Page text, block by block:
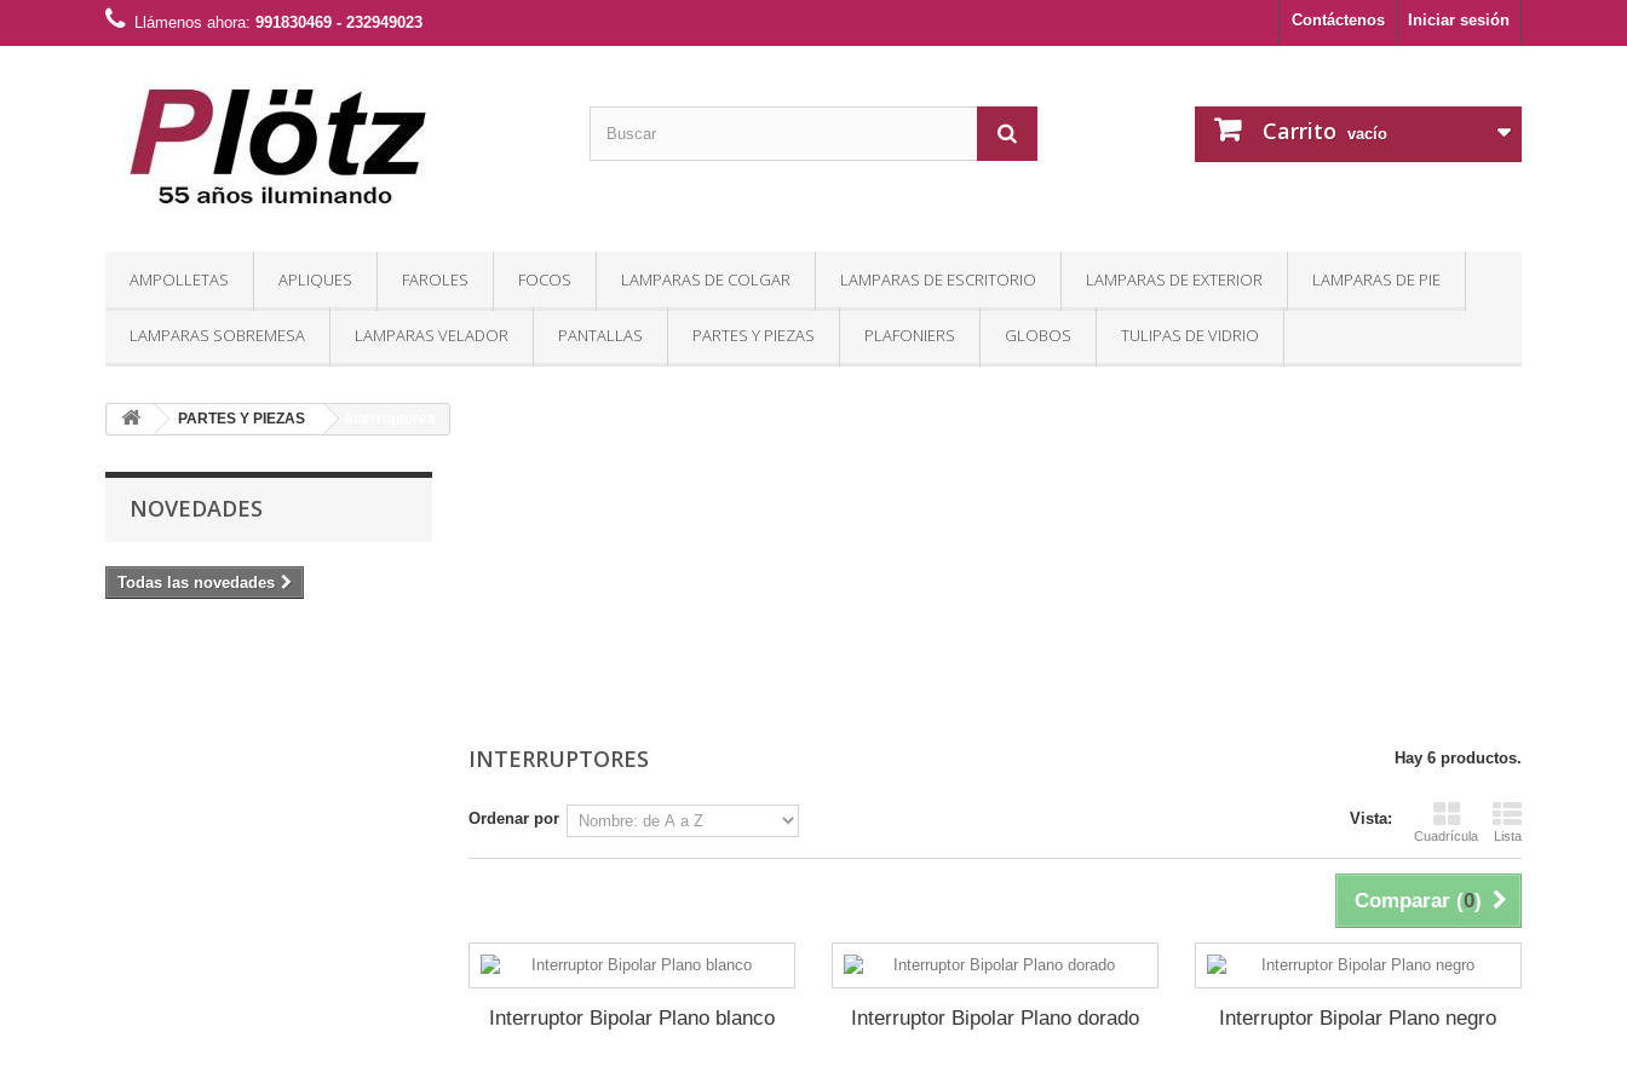
Iniciar sesión
Contáctenos
Llámenos ahora: 991830469 - 232949023
Carrito vacío
AMPOLLETAS APLIQUES FAROLES FOCOS LAMPARAS DE COLGAR LAMPARAS DE ESCRITORIO LAMPARAS DE EXTERIOR LAMPARAS DE PIE
LAMPARAS SOBREMESA LAMPARAS VELADOR PANTALLAS PARTES Y PIEZAS PLAFONIERS GLOBOS TULIPAS DE VIDRIO
PARTES Y PIEZAS
NOVEDADES
Todas las novedades
INTERRUPTORES Hay 6 productos.
Vista:
Cuadrícula Lista
Ordenar por
Comparar (0)
Interruptor Bipolar Plano blanco Interruptor Bipolar Plano dorado Interruptor Bipolar Plano negro